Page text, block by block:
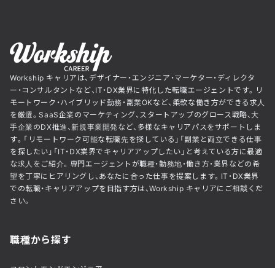
Workship キャリアは、デザイナー・エンジニア・マーケター・ディレクタ
ー・コンサルタントなど、IT・DX業界に特化した転職エージェントです。リ
モートワーク・ハイブリッド勤務・副業OKなど、柔軟な働き方ができる求人
を厳選。SaaS企業のマーケティング、スタートアップのグロース戦略、大
手企業のDX推進、新規事業開発など、多様なキャリアパスをサポートしま
す。「リモートワーク可能な転職先を探している」「副業と両立できる仕事
を探したい」「IT・DX業界でキャリアアップしたい」と考えている方に最適
な求人をご紹介。専門エージェントが職種・勤務地・働き方・業界などの希
望を丁寧にヒアリングし、あなたに合った仕事を提案します。IT・DX業界
での転職・キャリアアップを目指す方は、Workship キャリアにご相談くだ
さい。
職種から探す